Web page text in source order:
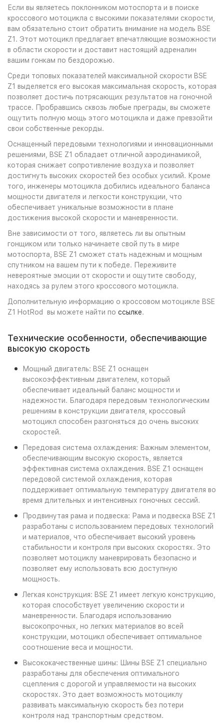
Если вы являетесь поклонником мотоспорта и в поиске
кроссового мотоцикла с высокими показателями скорости,
вам обязательно стоит обратить внимание на модель BSE
Z1. Этот мотоцикл предлагает впечатляющие возможности
в области скорости и доставит настоящий адреналин
вашим гонкам по бездорожью.
Среди топовых показателей максимальной скорости BSE
Z1 выделяется его высокая максимальная скорость, которая
позволяет достичь потрясающих результатов на гоночной
трассе. Пробравшись сквозь любые преграды, вы сможете
ощутить полную мощь этого мотоцикла и даже превзойти
свои собственные рекорды.
Оснащенный передовыми технологиями и инновационными
решениями, BSE Z1 обладает отличной аэродинамикой,
которая снижает сопротивление воздуха и позволяет
достигнуть высоких скоростей без особых усилий. Кроме
того, инженеры мотоцикла добились идеального баланса
мощности двигателя и легкости конструкции, что
обеспечивает уникальные возможности в плане
достижения высокой скорости и маневренности.
Вне зависимости от того, являетесь ли вы опытным
гонщиком или только начинаете свой путь в мире
мотоспорта, BSE Z1 сможет стать надежным и мощным
спутником на вашем пути к победе. Переживите
невероятные эмоции от скорости и ощутите свободу,
находясь за рулем этого кроссового мотоцикла.
Дополнительную информацию о кроссовом мотоцикле BSE
Z1 HotRod вы можете найти по ссылке.
Технические особенности, обеспечивающие
высокую скорость
Мощный двигатель: BSE Z1 оснащен
высокоэффективным двигателем, который
обеспечивает идеальный баланс мощности и
надежности. Благодаря передовым технологическим
решениям в конструкции двигателя, кроссовый
мотоцикл способен разгоняться до очень высоких
скоростей.
Передовая система охлаждения: Важным элементом,
обеспечивающим высокую скорость, является
эффективная система охлаждения. BSE Z1 оснащен
передовой системой охлаждения, которая
поддерживает оптимальную температуру двигателя во
время длительных и интенсивных гоночных сессий.
Продвинутая рама и подвеска: Рама и подвеска BSE Z1
разработаны с использованием передовых технологий
и материалов, что обеспечивает высокий уровень
стабильности и контроля при высоких скоростях. Это
позволяет мотоциклу маневрировать безопасно и
позволяет ему использовать всю доступную
мощность.
Легкая конструкция: BSE Z1 имеет легкую конструкцию,
которая способствует увеличению скорости и
маневренности. Благодаря использованию
высокопрочных, но легких материалов во всей
конструкции, мотоцикл обеспечивает оптимальное
соотношение веса и мощности.
Высококачественные шины: Шины BSE Z1 специально
разработаны для обеспечения оптимального
сцепления с дорогой и управляемости на высоких
скоростях. Это дает возможность мотоциклу
развивать максимальную скорость без потери
контроля над транспортным средством.